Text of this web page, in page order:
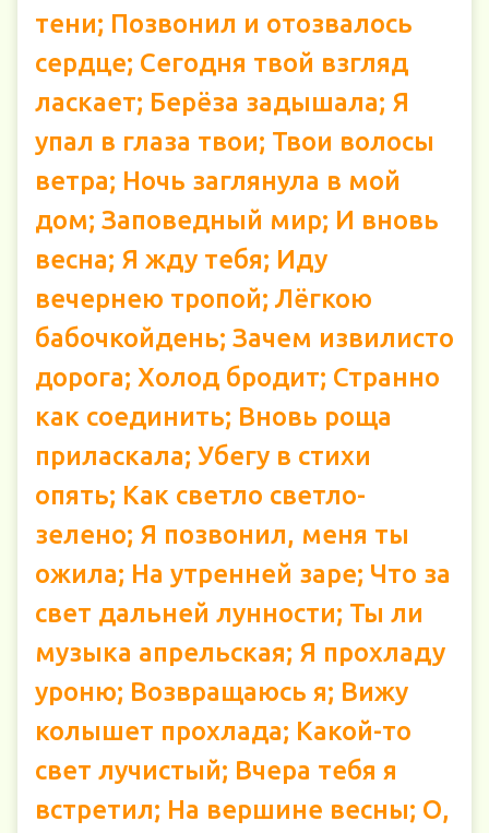
тени; Позвонил и отозвалось
сердце; Сегодня твой взгляд
ласкает; Берёза задышала; Я
упал в глаза твои; Твои волосы
ветра; Ночь заглянула в мой
дом; Заповедный мир; И вновь
весна; Я жду тебя; Иду
вечернею тропой; Лёгкою
бабочкойдень; Зачем извилисто
дорога; Холод бродит; Странно
как соединить; Вновь роща
приласкала; Убегу в стихи
опять; Как светло светло-
зелено; Я позвонил, меня ты
ожила; На утренней заре; Что за
свет дальней лунности; Ты ли
музыка апрельская; Я прохладу
уроню; Возвращаюсь я; Вижу
колышет прохлада; Какой-то
свет лучистый; Вчера тебя я
встретил; На вершине весны; О,